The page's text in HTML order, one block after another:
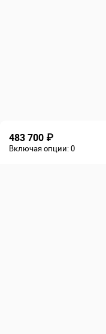
483 700 ₽
Включая опции:0